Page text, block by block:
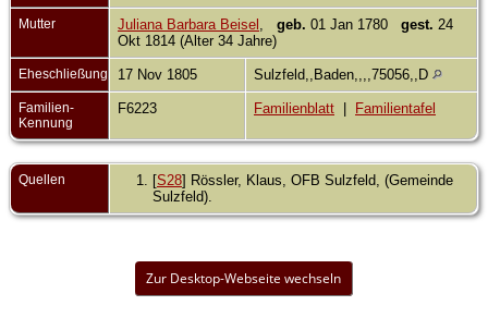
Mutter Juliana Barbara Beisel geb. 01 Jan 1780 gest. 24
Okt 1814 (Alter 34 Jahre)
Eheschließung 17 Nov 1805 Sulzfeld,,Baden,,,,75056,,D
Familien-
Kennung
F6223 Familienblatt Familientafel
Quellen [S28] Rössler, Klaus, OFB Sulzfeld, (Gemeinde
Sulzfeld).
Zur Desktop-Webseite wechseln